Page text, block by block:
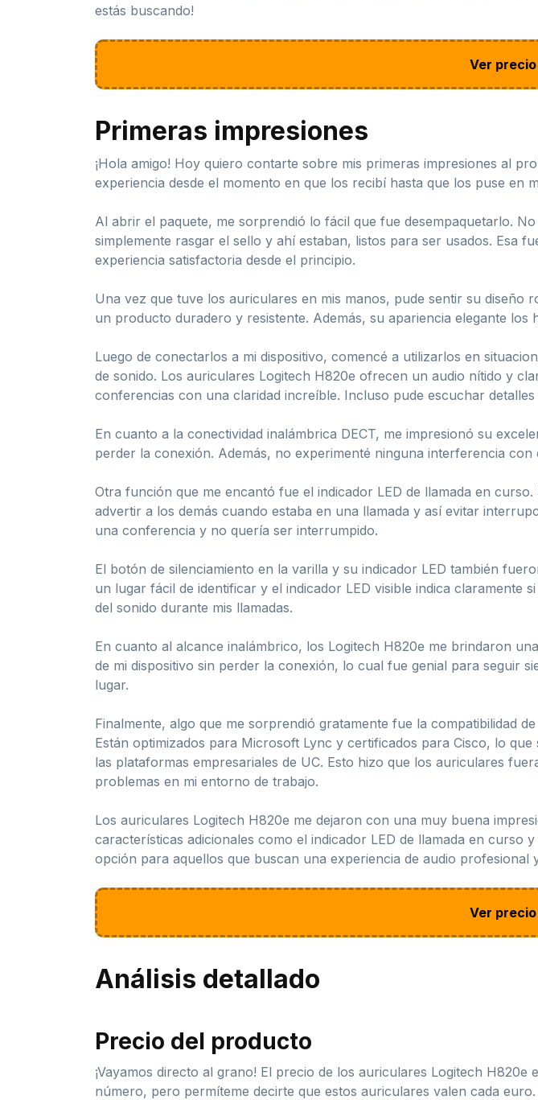
estás buscando!
Ver
Primeras impresiones
¡Hola amigo! Hoy quiero contarte sobre mis primeras impresiones al
experiencia desde el momento en que los recibí hasta que los puse en
Al abrir el paquete, me sorprendió lo fácil que fue desempaquetarlo.
simplemente rasgar el sello y ahí estaban, listos para ser usados. Esa
experiencia satisfactoria desde el principio.
Una vez que tuve los auriculares en mis manos, pude sentir su
un producto duradero y resistente. Además, su apariencia elegante los
Luego de conectarlos a mi dispositivo, comencé a utilizarlos en
de sonido. Los auriculares Logitech H820e ofrecen un audio nítido y
conferencias con una claridad increíble. Incluso pude escuchar
En cuanto a la conectividad inalámbrica DECT, me impresionó su
perder la conexión. Además, no experimenté ninguna interferencia
Otra función que me encantó fue el indicador LED de llamada en
advertir a los demás cuando estaba en una llamada y así evitar
una conferencia y no quería ser interrumpido.
El botón de silenciamiento en la varilla y su indicador LED también
un lugar fácil de identificar y el indicador LED visible indica
del sonido durante mis llamadas.
En cuanto al alcance inalámbrico, los Logitech H820e me brindaron
de mi dispositivo sin perder la conexión, lo cual fue genial para seguir
lugar.
Finalmente, algo que me sorprendió gratamente fue la compatibilidad
Están optimizados para Microsoft Lync y certificados para Cisco, lo
las plataformas empresariales de UC. Esto hizo que los auriculares
problemas en mi entorno de trabajo.
Los auriculares Logitech H820e me dejaron con una muy buena
características adicionales como el indicador LED de llamada en
opción para aquellos que buscan una experiencia de audio profesional
Ver
Análisis detallado
Precio del producto
¡Vayamos directo al grano! El precio de los auriculares Logitech
número, pero permíteme decirte que estos auriculares valen cada